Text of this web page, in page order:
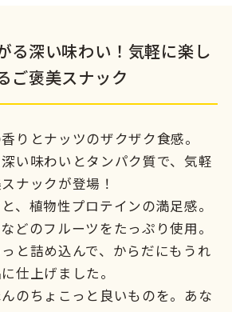
る深い味わい！気軽に楽し
ご褒美スナック
りとナッツのザクザク食感。
い味わいとタンパク質で、気軽
ナックが登場！
、植物性プロテインの満足感。
どのフルーツをたっぷり使用。
と詰め込んで、からだにもうれ
仕上げました。
のちょこっと良いものを。あな